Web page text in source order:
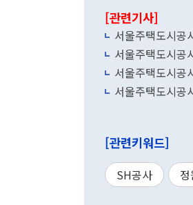
[관련기사]
서울주택도시공
서울주택도시공
서울주택도시공
서울주택도시공
[관련키워드]
SH공사